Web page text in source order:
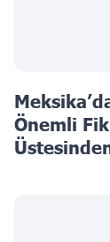
Önemli